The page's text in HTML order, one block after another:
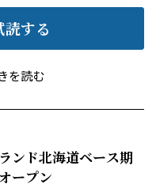
する
を読む
ンド北海道ベース期
ープン